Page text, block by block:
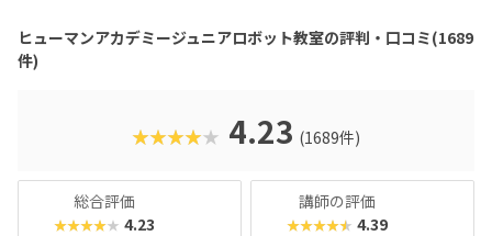
に挑戦する「応用実践」を繰り返す設計。子どもたちは毎
回、新しい達成感と成長を実感できる仕組みになっていま
す。 自ら考え、試行錯誤しながらロボットを動かす経験は、
創造力や論理的思考力を育むだけでなく、学ぶ楽しさそのも
ヒューマンアカデミージュニアロボット教室の評判・口コミ(1689
件)
★★★★★ 4.23 (1689件)
総合評価
★★★★★ 4.23
講師の評価
★★★★★ 4.39